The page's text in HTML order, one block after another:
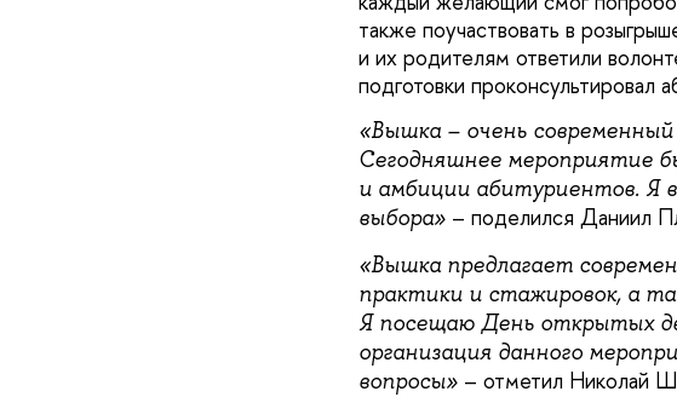
также поучаствовать в
и их родителям ответили
подготовки проконсультировал
«Вышка – очень
Сегодняшнее мероприятие
и амбиции абитуриентов. Я в
выбора»– поделился Даниил
«Вышка предлагает
практики и стажировок, а
Я посещаю День открытых
организация данного
вопросы»– отметил Николай